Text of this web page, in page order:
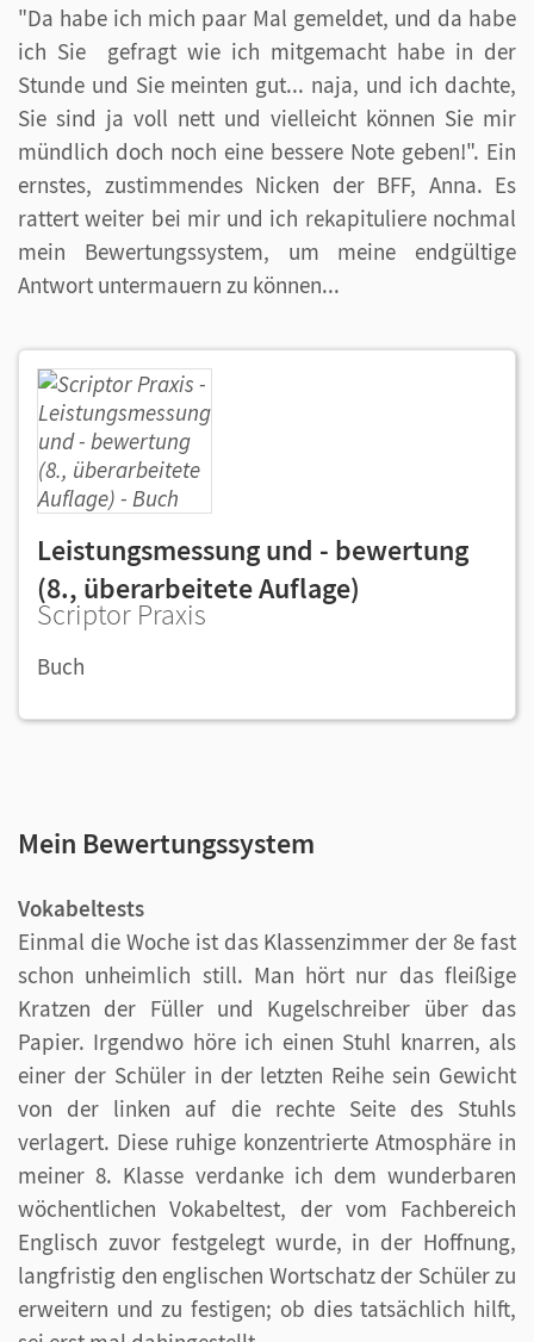
"Da habe ich mich paar Mal gemeldet, und da habe
ich Sie gefragt wie ich mitgemacht habe in der
Stunde und Sie meinten gut... naja, und ich dachte,
Sie sind ja voll nett und vielleicht können Sie mir
mündlich doch noch eine bessere Note geben!". Ein
ernstes, zustimmendes Nicken der BFF, Anna. Es
rattert weiter bei mir und ich rekapituliere nochmal
mein Bewertungssystem, um meine endgültige
Antwort untermauern zu können...
Leistungsmessung und - bewertung
(8., überarbeitete Auflage)
Scriptor Praxis
Buch
Mein Bewertungssystem
Vokabeltests
Einmal die Woche ist das Klassenzimmer der 8e fast
schon unheimlich still. Man hört nur das fleißige
Kratzen der Füller und Kugelschreiber über das
Papier. Irgendwo höre ich einen Stuhl knarren, als
einer der Schüler in der letzten Reihe sein Gewicht
von der linken auf die rechte Seite des Stuhls
verlagert. Diese ruhige konzentrierte Atmosphäre in
meiner 8. Klasse verdanke ich dem wunderbaren
wöchentlichen Vokabeltest, der vom Fachbereich
Englisch zuvor festgelegt wurde, in der Hoffnung,
langfristig den englischen Wortschatz der Schüler zu
erweitern und zu festigen; ob dies tatsächlich hilft,